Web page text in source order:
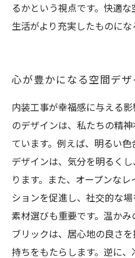
るかという視点です。快適
生活がより充実したものにな
心が豊かになる空間デ
内装工事が幸福感に与える
のデザインは、私たちの精
ています。例えば、明るい
デザインは、気分を明るく
ります。また、オープンな
ションを促進し、社交的な場
素材選びも重要です。温か
ブリックは、居心地の良さ
持ちをもたらします。逆に、